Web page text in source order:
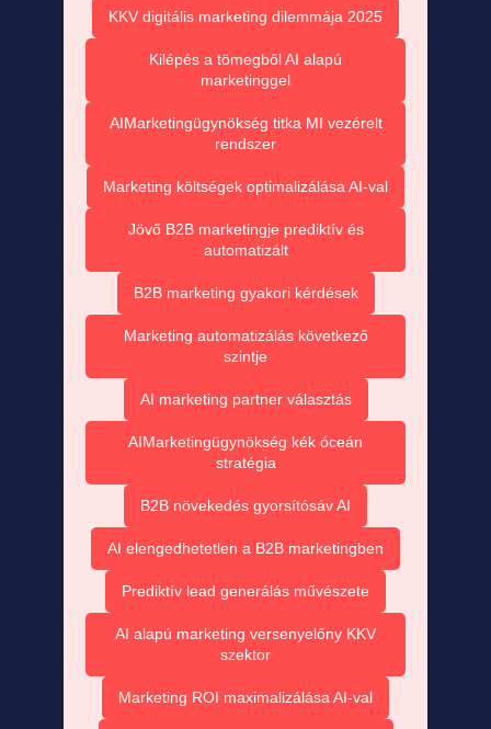
KKV digitális marketing dilemmája 2025
Kilépés a tömegből AI alapú
marketinggel
AIMarketingügynökség titka MI vezérelt
rendszer
Marketing költségek optimalizálása AI-val
Jövő B2B marketingje prediktív és
automatizált
B2B marketing gyakori kérdések
Marketing automatizálás következő
szintje
AI marketing partner választás
AIMarketingügynökség kék óceán
stratégia
B2B növekedés gyorsítósáv AI
AI elengedhetetlen a B2B marketingben
Prediktív lead generálás művészete
AI alapú marketing versenyelőny KKV
szektor
Marketing ROI maximalizálása AI-val